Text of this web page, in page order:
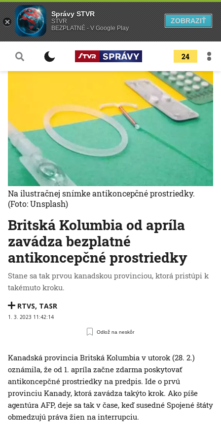
24
Britská Kolumbia od apríla
zavádza bezplatné
antikoncepčné prostriedky
Stane sa tak prvou kanadskou provinciou, ktorá pristúpi k
takémuto kroku.
RTVS, TASR
1. 3. 2023 11:42:14
Odlož na neskôr
Na ilustračnej snímke antikoncepčné prostriedky.
(Foto: Unsplash)
Kanadská provincia Britská Kolumbia v utorok (28. 2.)
oznámila, že od 1. apríla začne zdarma poskytovať
antikoncepčné prostriedky na predpis. Ide o prvú
provinciu Kanady, ktorá zavádza takýto krok. Ako píše
agentúra AFP, deje sa tak v čase, keď susedné Spojené štáty
obmedzujú práva žien na interrupciu.
Správy STVR
STVR
BEZPLATNÉ - V Google Play
ZOBRAZIŤ